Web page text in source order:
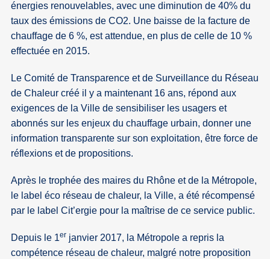
énergies renouvelables, avec une diminution de 40% du
taux des émissions de CO2. Une baisse de la facture de
chauffage de 6 %, est attendue, en plus de celle de 10 %
effectuée en 2015.
Le Comité de Transparence et de Surveillance du Réseau
de Chaleur créé il y a maintenant 16 ans, répond aux
exigences de la Ville de sensibiliser les usagers et
abonnés sur les enjeux du chauffage urbain, donner une
information transparente sur son exploitation, être force de
réflexions et de propositions.
Après le trophée des maires du Rhône et de la Métropole,
le label éco réseau de chaleur, la Ville, a été récompensé
par le label Cit’ergie pour la maîtrise de ce service public.
Depuis le 1er janvier 2017, la Métropole a repris la
compétence réseau de chaleur, malgré notre proposition